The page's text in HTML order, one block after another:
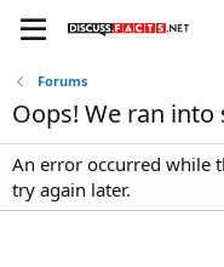
Forums
Oops! We ran
An error occurred while
try again later.